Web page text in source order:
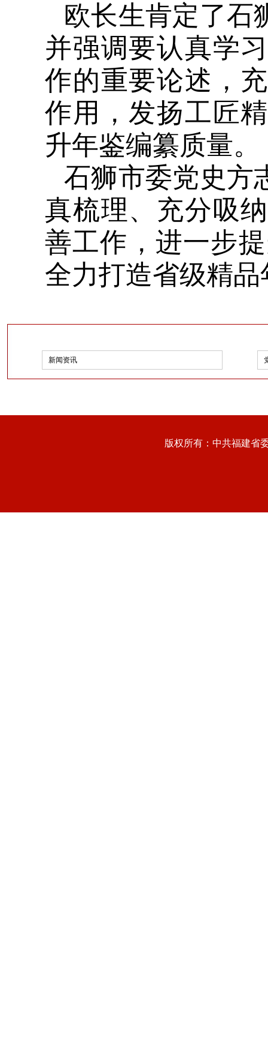
欧长生肯定了石
并强调要认真学
作的重要论述，
作用，发扬工匠
升年鉴编纂质量。
石狮市委党史方
真梳理、充分吸
善工作，进一步
全力打造省级精品
新闻资讯
版权所有：中共福建省